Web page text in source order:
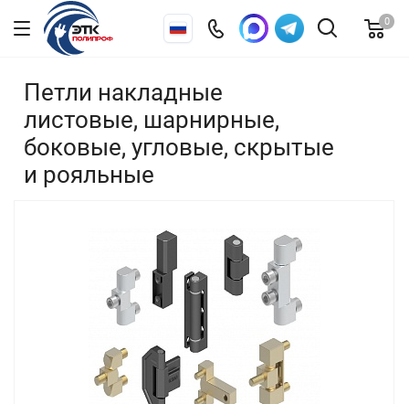
0
Петли накладные
листовые, шарнирные,
боковые, угловые, скрытые
и рояльные